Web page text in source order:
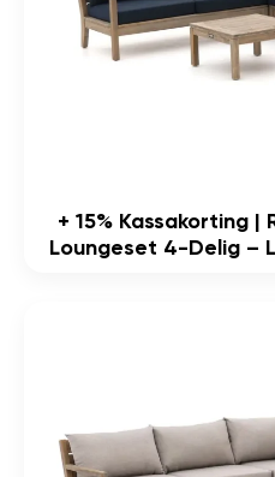
+ 15% Kassakorting |
Loungeset 4-Delig –